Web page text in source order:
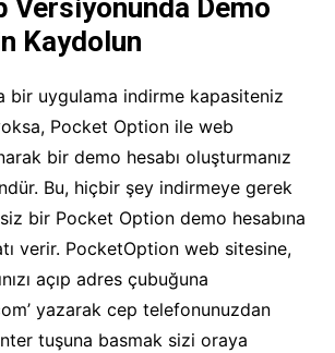
Versiyonunda Demo
Kaydolun
bir uygulama indirme kapasiteniz
Pocket Option ile web
bir demo hesabı oluşturmanız
Bu, hiçbir şey indirmeye gerek
bir Pocket Option demo hesabına
verir. PocketOption web sitesine,
açıp adres çubuğuna
yazarak cep telefonunuzdan
tuşuna basmak sizi oraya